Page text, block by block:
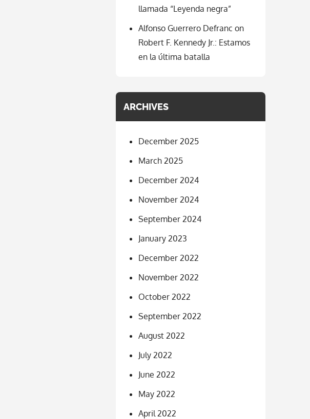
llamada “Leyenda negra”
Alfonso Guerrero Defranc on
Robert F. Kennedy Jr.: Estamos
en la última batalla
ARCHIVES
December 2025
March 2025
December 2024
November 2024
September 2024
January 2023
December 2022
November 2022
October 2022
September 2022
August 2022
July 2022
June 2022
May 2022
April 2022